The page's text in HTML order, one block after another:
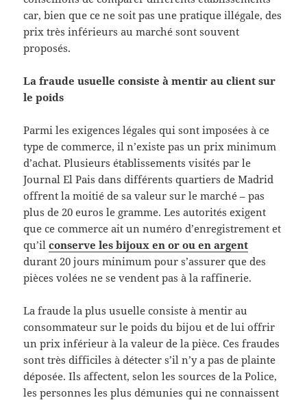
car, bien que ce ne soit pas une pratique illégale, des
prix très inférieurs au marché sont souvent
proposés.
La fraude usuelle consiste à mentir au client sur
le poids
Parmi les exigences légales qui sont imposées à ce
type de commerce, il n’existe pas un prix minimum
d’achat. Plusieurs établissements visités par le
Journal El Pais dans différents quartiers de Madrid
offrent la moitié de sa valeur sur le marché – pas
plus de 20 euros le gramme. Les autorités exigent
que ce commerce ait un numéro d’enregistrement et
qu’ilconserve les bijoux en or ou en argent
durant 20 jours minimum pour s’assurer que des
pièces volées ne se vendent pas à la raffinerie.
La fraude la plus usuelle consiste à mentir au
consommateur sur le poids du bijou et de lui offrir
un prix inférieur à la valeur de la pièce. Ces fraudes
sont très difficiles à détecter s’il n’y a pas de plainte
déposée. Ils affectent, selon les sources de la Police,
les personnes les plus démunies qui ne connaissent